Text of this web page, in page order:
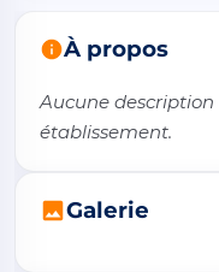
À propos
Aucune
établissement.
Galerie